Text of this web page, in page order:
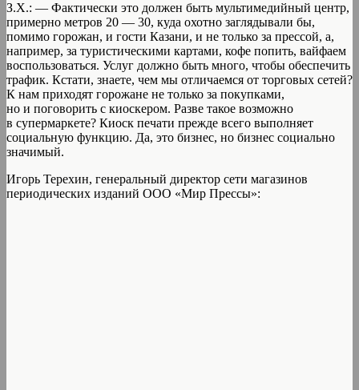
З.Х.: — Фактически это должен быть мультимедийный центр,
примерно метров 20 — 30, куда охотно заглядывали бы,
помимо горожан, и гости Казани, и не только за прессой, а,
например, за туристическими картами, кофе попить, вайфаем
воспользоваться. Услуг должно быть много, чтобы обеспечить
трафик. Кстати, знаете, чем мы отличаемся от торговых сетей?
К нам приходят горожане не только за покупками,
но и поговорить с киоскером. Разве такое возможно
в супермаркете? Киоск печати прежде всего выполняет
социальную функцию. Да, это бизнес, но бизнес социально
значимый.
Игорь Терехин, генеральный директор сети магазинов
периодических изданий ООО «Мир Прессы»: